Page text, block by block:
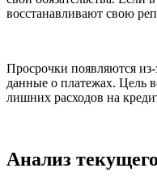
восстанавливают свою
Просрочки появляются
данные о платежах. Цель
лишних расходов на
Анализ